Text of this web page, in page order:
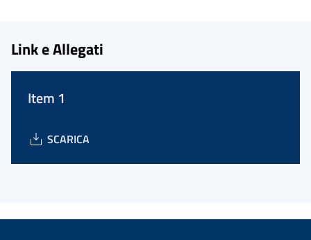
Link e Allegati
Item 1
SCARICA